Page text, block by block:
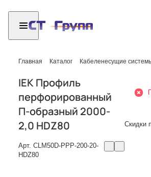
Главная Каталог Кабеленесущие
IEK Профиль
перфорированный
П-образный 2000-
2,0 HDZ80
Арт. CLM50D-PPP-200-20-
HDZ80
Скидки